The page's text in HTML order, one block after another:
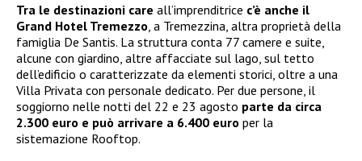
Tra le destinazioni care all’imprenditrice c’è anche il
Grand Hotel Tremezzo , a Tremezzina, altra proprietà della
famiglia De Santis. La struttura conta 77 camere e suite,
alcune con giardino, altre affacciate sul lago, sul tetto
dell’edificio o caratterizzate da elementi storici, oltre a una
Villa Privata con personale dedicato. Per due persone, il
soggiorno nelle notti del 22 e 23 agosto parte da circa
2.300 euro e può arrivare a 6.400 euro per la
sistemazione Rooftop.